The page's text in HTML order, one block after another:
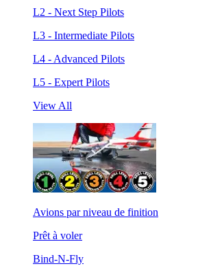
L2 - Next Step Pilots
L3 - Intermediate Pilots
L4 - Advanced Pilots
L5 - Expert Pilots
View All
Avions par niveau de finition
Prêt à voler
Bind-N-Fly